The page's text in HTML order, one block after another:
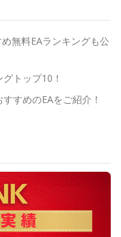
無料EAランキングも公
トップ10！
すめのEAをご紹介！